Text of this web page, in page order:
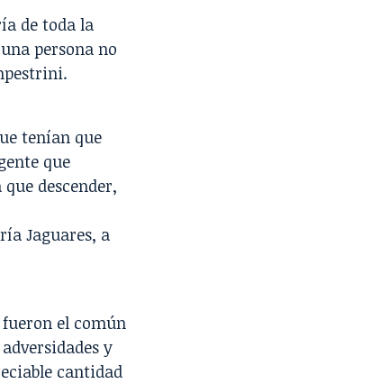
de toda la
persona no
tenían que
que
descender,
Jaguares, a
el común
y
cantidad